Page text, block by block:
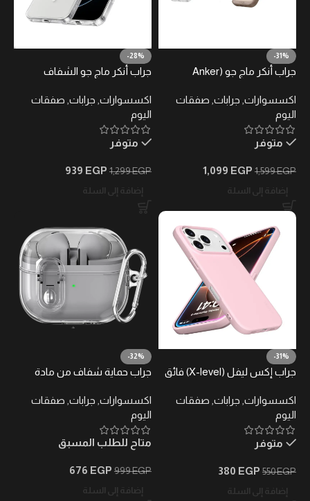
-31%
جراب أنكر ماج جو (Anker
مسند حلقي يدور 360 درجة
لآيفون 16 برو ماكس
اكسسوارات جرابات صفقات
اليوم
متوفر
1,599EGP
1,099 EGP
إضافة إلى السلة
-28%
جراب أنكر ماج جو الشفاف
ماكس – متوافق مع MagSafe
اكسسوارات جرابات صفقات
اليوم
متوفر
1,299EGP
939 EGP
إضافة إلى السلة
-31%
جراب إكس ليفل (X-level) فائق
ماكس
اكسسوارات جرابات صفقات
اليوم
متوفر
550EGP
380 EGP
إضافة إلى السلة
-32%
جراب حماية شفاف من مادة
للرجال والنساء مع حلقة تعليق
(كارابينر) – أسود شفاف
اكسسوارات جرابات صفقات
اليوم
متاح للطلب المسبق
999EGP
676 EGP
إضافة إلى السلة